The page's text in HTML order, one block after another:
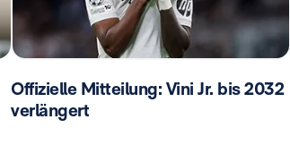
Offizielle Mitteilung: Vini Jr. bis 2032
verlängert